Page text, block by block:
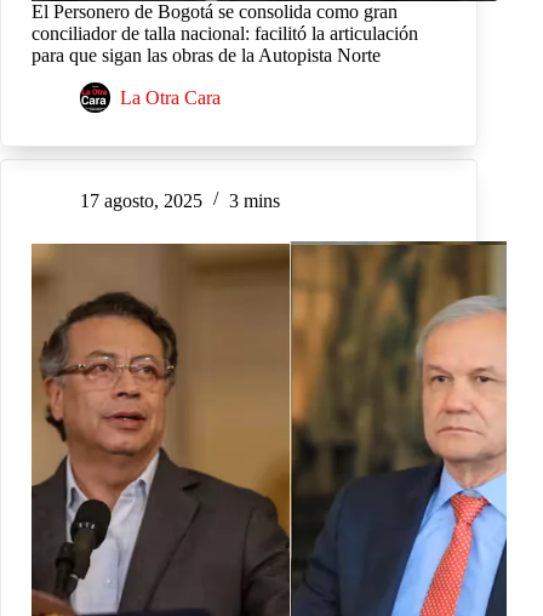
El Personero de Bogotá se consolida como gran
conciliador de talla nacional: facilitó la articulación
para que sigan las obras de la Autopista Norte
La Otra Cara
17 agosto, 2025 3 mins